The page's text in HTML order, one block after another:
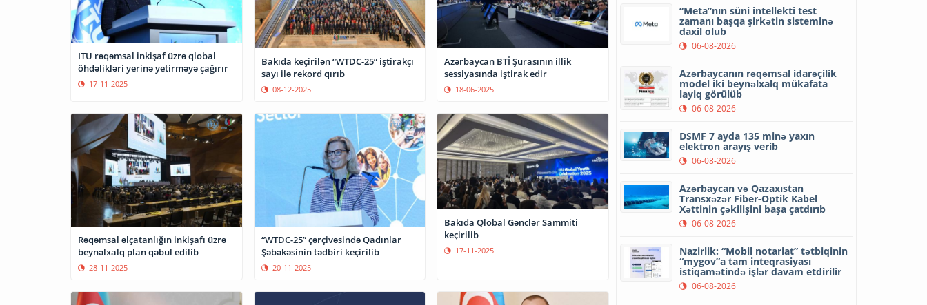
ITU rəqəmsal inkişaf üzrə qlobal
öhdəlikləri yerinə yetirməyə çağırır
17-11-2025
Bakıda keçirilən “WTDC-25” iştirakçı
sayı ilə rekord qırıb
08-12-2025
Azərbaycan BTİ Şurasının illik
sessiyasında iştirak edir
18-06-2025
Rəqəmsal əlçatanlığın inkişafı üzrə
beynəlxalq plan qəbul edilib
28-11-2025
“WTDC-25” çərçivəsində Qadınlar
Şəbəkəsinin tədbiri keçirilib
20-11-2025
Bakıda Qlobal Gənclər Sammiti
keçirilib
17-11-2025
“Meta”nın süni intellekti test
zamanı başqa şirkətin sisteminə
daxil olub
06-08-2026
Azərbaycanın rəqəmsal idarəçilik
model iki beynəlxalq mükafata
layiq görülüb
06-08-2026
DSMF 7 ayda 135 minə yaxın
elektron arayış verib
06-08-2026
Azərbaycan və Qazaxıstan
Transxəzər Fiber-Optik Kabel
Xəttinin çəkilişini başa çatdırıb
06-08-2026
Nazirlik: “Mobil notariat” tətbiqinin
“mygov”a tam inteqrasiyası
istiqamətində işlər davam etdirilir
06-08-2026